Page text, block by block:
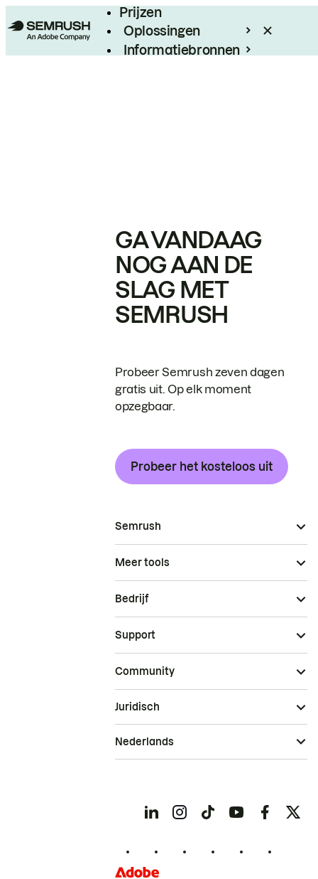
Prijzen
Oplossingen
Informatiebronnen
GA VANDAAG
NOG AAN DE
SLAG MET
SEMRUSH
Probeer Semrush zeven dagen
gratis uit. Op elk moment
opzegbaar.
Probeer het kosteloos uit
Semrush
Meer tools
Bedrijf
Support
Community
Juridisch
Nederlands